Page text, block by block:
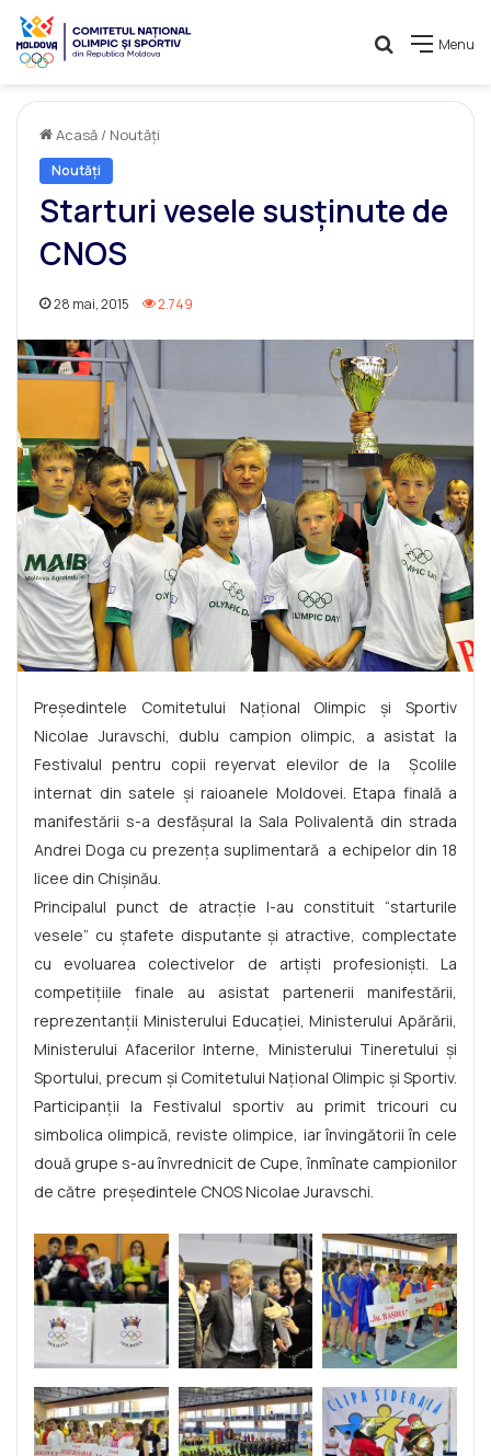
Menu
Caută
Acasă / Noutăți
Noutăți
Starturi vesele susţinute de
CNOS
28 mai, 2015 2.749
Preşedintele Comitetului Naţional Olimpic şi Sportiv
Nicolae Juravschi, dublu campion olimpic, a asistat la
Festivalul pentru copii reyervat elevilor de la Şcolile
internat din satele şi raioanele Moldovei. Etapa finală a
manifestării s-a desfăşural la Sala Polivalentă din strada
Andrei Doga cu prezenţa suplimentară a echipelor din 18
licee din Chişinău.
Principalul punct de atracţie l-au constituit “starturile
vesele” cu ştafete disputante şi atractive, complectate
cu evoluarea colectivelor de artişti profesionişti. La
competiţiile finale au asistat partenerii manifestării,
reprezentanţii Ministerului Educaţiei, Ministerului Apărării,
Ministerului Afacerilor Interne, Ministerului Tineretului şi
Sportului, precum şi Comitetului Naţional Olimpic şi Sportiv.
Participanții la Festivalul sportiv au primit tricouri cu
simbolica olimpică, reviste olimpice, iar învingătorii în cele
două grupe s-au învrednicit de Cupe, înmînate campionilor
de către preşedintele CNOS Nicolae Juravschi.